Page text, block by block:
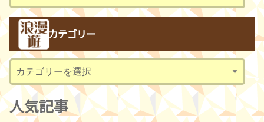
ー
ブ
カテゴリー
カ
テ
ゴ
リ
人気記事